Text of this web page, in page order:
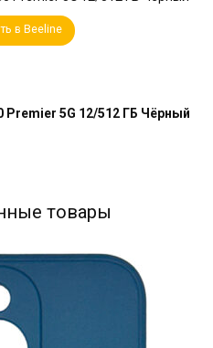
в Beeline
Premier 5G 12/512 ГБ Чёрный
товары